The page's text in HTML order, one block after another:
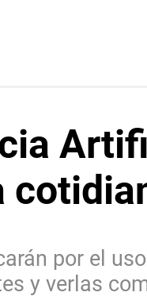
por el
y verlas